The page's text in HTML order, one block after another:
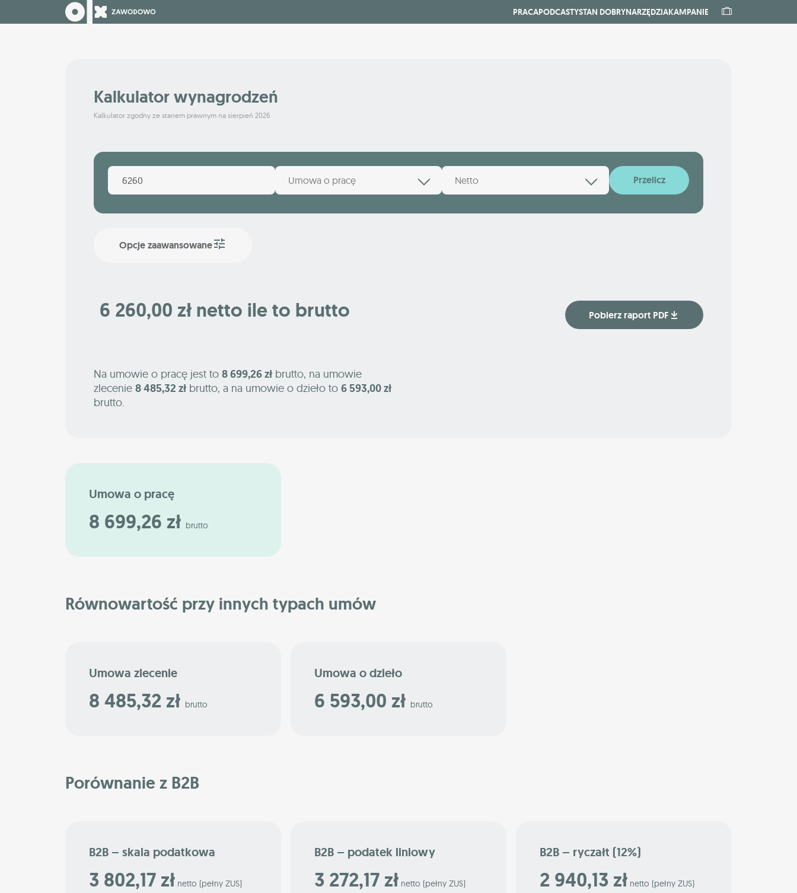
PRACAPODCASTYSTAN DOBRYNARZĘDZIAKAMPANIE
Kalkulator wynagrodzeń
Kalkulator zgodny ze stanem prawnym na sierpień 2026
Umowa o pracę Netto Przelicz
Opcje zaawansowane
6 260,00 zł netto ile to brutto Pobierz raport PDF
Na umowie o pracę jest to 8 699,26 zł brutto, na umowie
zlecenie 8 485,32 zł brutto, a na umowie o dzieło to 6 593,00 zł
brutto.
Umowa o pracę
8 699,26 zł brutto
Równowartość przy innych typach umów
Umowa zlecenie
8 485,32 zł brutto
Umowa o dzieło
6 593,00 zł brutto
Porównanie z B2B
B2B – skala podatkowa
3 802,17 zł netto (pełny ZUS)
B2B – podatek liniowy
3 272,17 zł netto (pełny ZUS)
B2B – ryczałt (12%)
2 940,13 zł netto (pełny ZUS)